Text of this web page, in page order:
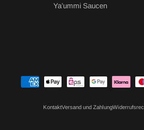
Ya’ummi Saucen
KontaktVersand und Zahlung